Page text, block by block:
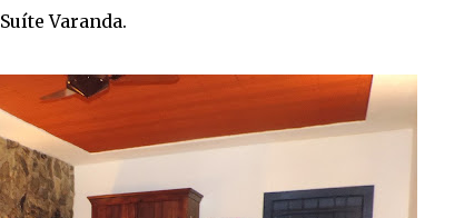
Suíte Varanda.